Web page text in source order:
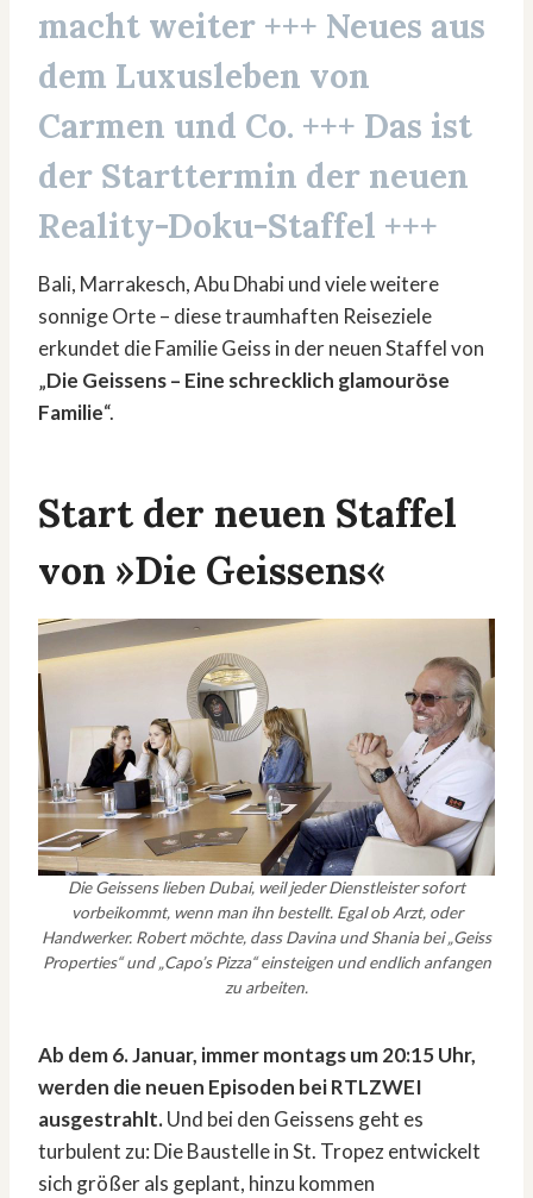
macht weiter +++ Neues aus
dem Luxusleben von
Carmen und Co. +++ Das ist
der Starttermin der neuen
Reality-Doku-Staffel +++
Bali, Marrakesch, Abu Dhabi und viele weitere
sonnige Orte – diese traumhaften Reiseziele
erkundet die Familie Geiss in der neuen Staffel von
„Die Geissens – Eine schrecklich glamouröse
Familie“.
Start der neuen Staffel
von »Die Geissens«
Die Geissens lieben Dubai, weil jeder Dienstleister sofort
vorbeikommt, wenn man ihn bestellt. Egal ob Arzt, oder
Handwerker. Robert möchte, dass Davina und Shania bei „Geiss
Properties“ und „Capo’s Pizza“ einsteigen und endlich anfangen
zu arbeiten.
Ab dem 6. Januar, immer montags um 20:15 Uhr,
werden die neuen Episoden bei RTLZWEI
ausgestrahlt.Und bei den Geissens geht es
turbulent zu: Die Baustelle in St. Tropez entwickelt
sich größer als geplant, hinzu kommen